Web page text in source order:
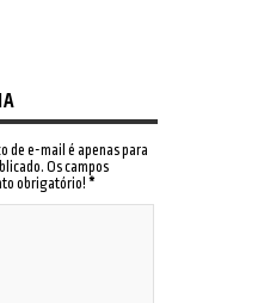
de e-mail é apenas para
Os campos
obrigatório! *